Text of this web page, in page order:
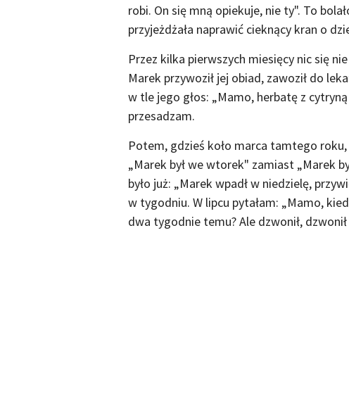
robi. On się mną opiekuje, nie ty". To
przyjeżdżała naprawić cieknący kran o
Przez kilka pierwszych miesięcy nic się
Marek przywoził jej obiad, zawoził do
w tle jego głos: „Mamo, herbatę z
przesadzam.
Potem, gdzieś koło marca tamtego
„Marek był we wtorek" zamiast „Marek
było już: „Marek wpadł w niedzielę,
w tygodniu. W lipcu pytałam: „Mamo,
dwa tygodnie temu? Ale dzwonił,